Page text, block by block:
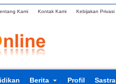
Kami Kontak Kami Kebijakan Privasi
Berita Profil Sastra